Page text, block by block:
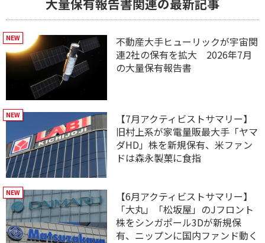
大量保有報告書関連の最新記事
不動産大手ヒューリックが宇宙関
連2社の保有を拡大 2026年7月
の大量保有報告書
【7月アクティビストサマリー】
旧村上系が家電量販最大手「ヤマ
ダHD」株を新規保有、米ファン
ドは森永製菓に食指
【6月アクティビストサマリー】
「大丸」「松坂屋」のJフロント
株をシンガポール3Dが新規保
有、ニップンに国内ファンド動く